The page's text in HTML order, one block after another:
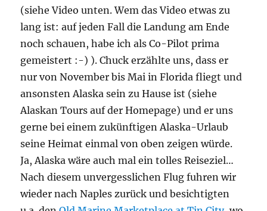
(siehe Video unten. Wem das Video etwas zu
lang ist: auf jeden Fall die Landung am Ende
noch schauen, habe ich als Co-Pilot prima
gemeistert :-) ). Chuck erzählte uns, dass er
nur von November bis Mai in Florida fliegt und
ansonsten Alaska sein zu Hause ist (siehe
Alaskan Tours auf der Homepage) und er uns
gerne bei einem zukünftigen Alaska-Urlaub
seine Heimat einmal von oben zeigen würde.
Ja, Alaska wäre auch mal ein tolles Reiseziel…
Nach diesem unvergesslichen Flug fuhren wir
wieder nach Naples zurück und besichtigten